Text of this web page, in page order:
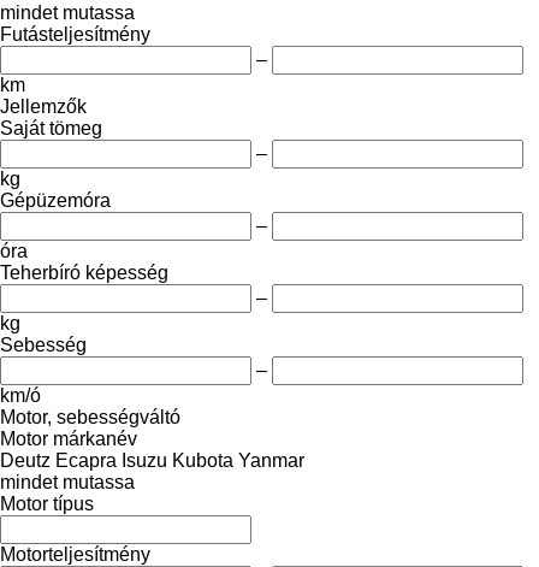
mindet mutassa
Futásteljesítmény
–
km
Jellemzők
Saját tömeg
–
kg
Gépüzemóra
–
óra
Teherbíró képesség
–
kg
Sebesség
–
km/ó
Motor, sebességváltó
Motor márkanév
Deutz Ecapra Isuzu Kubota Yanmar
mindet mutassa
Motor típus
Motorteljesítmény